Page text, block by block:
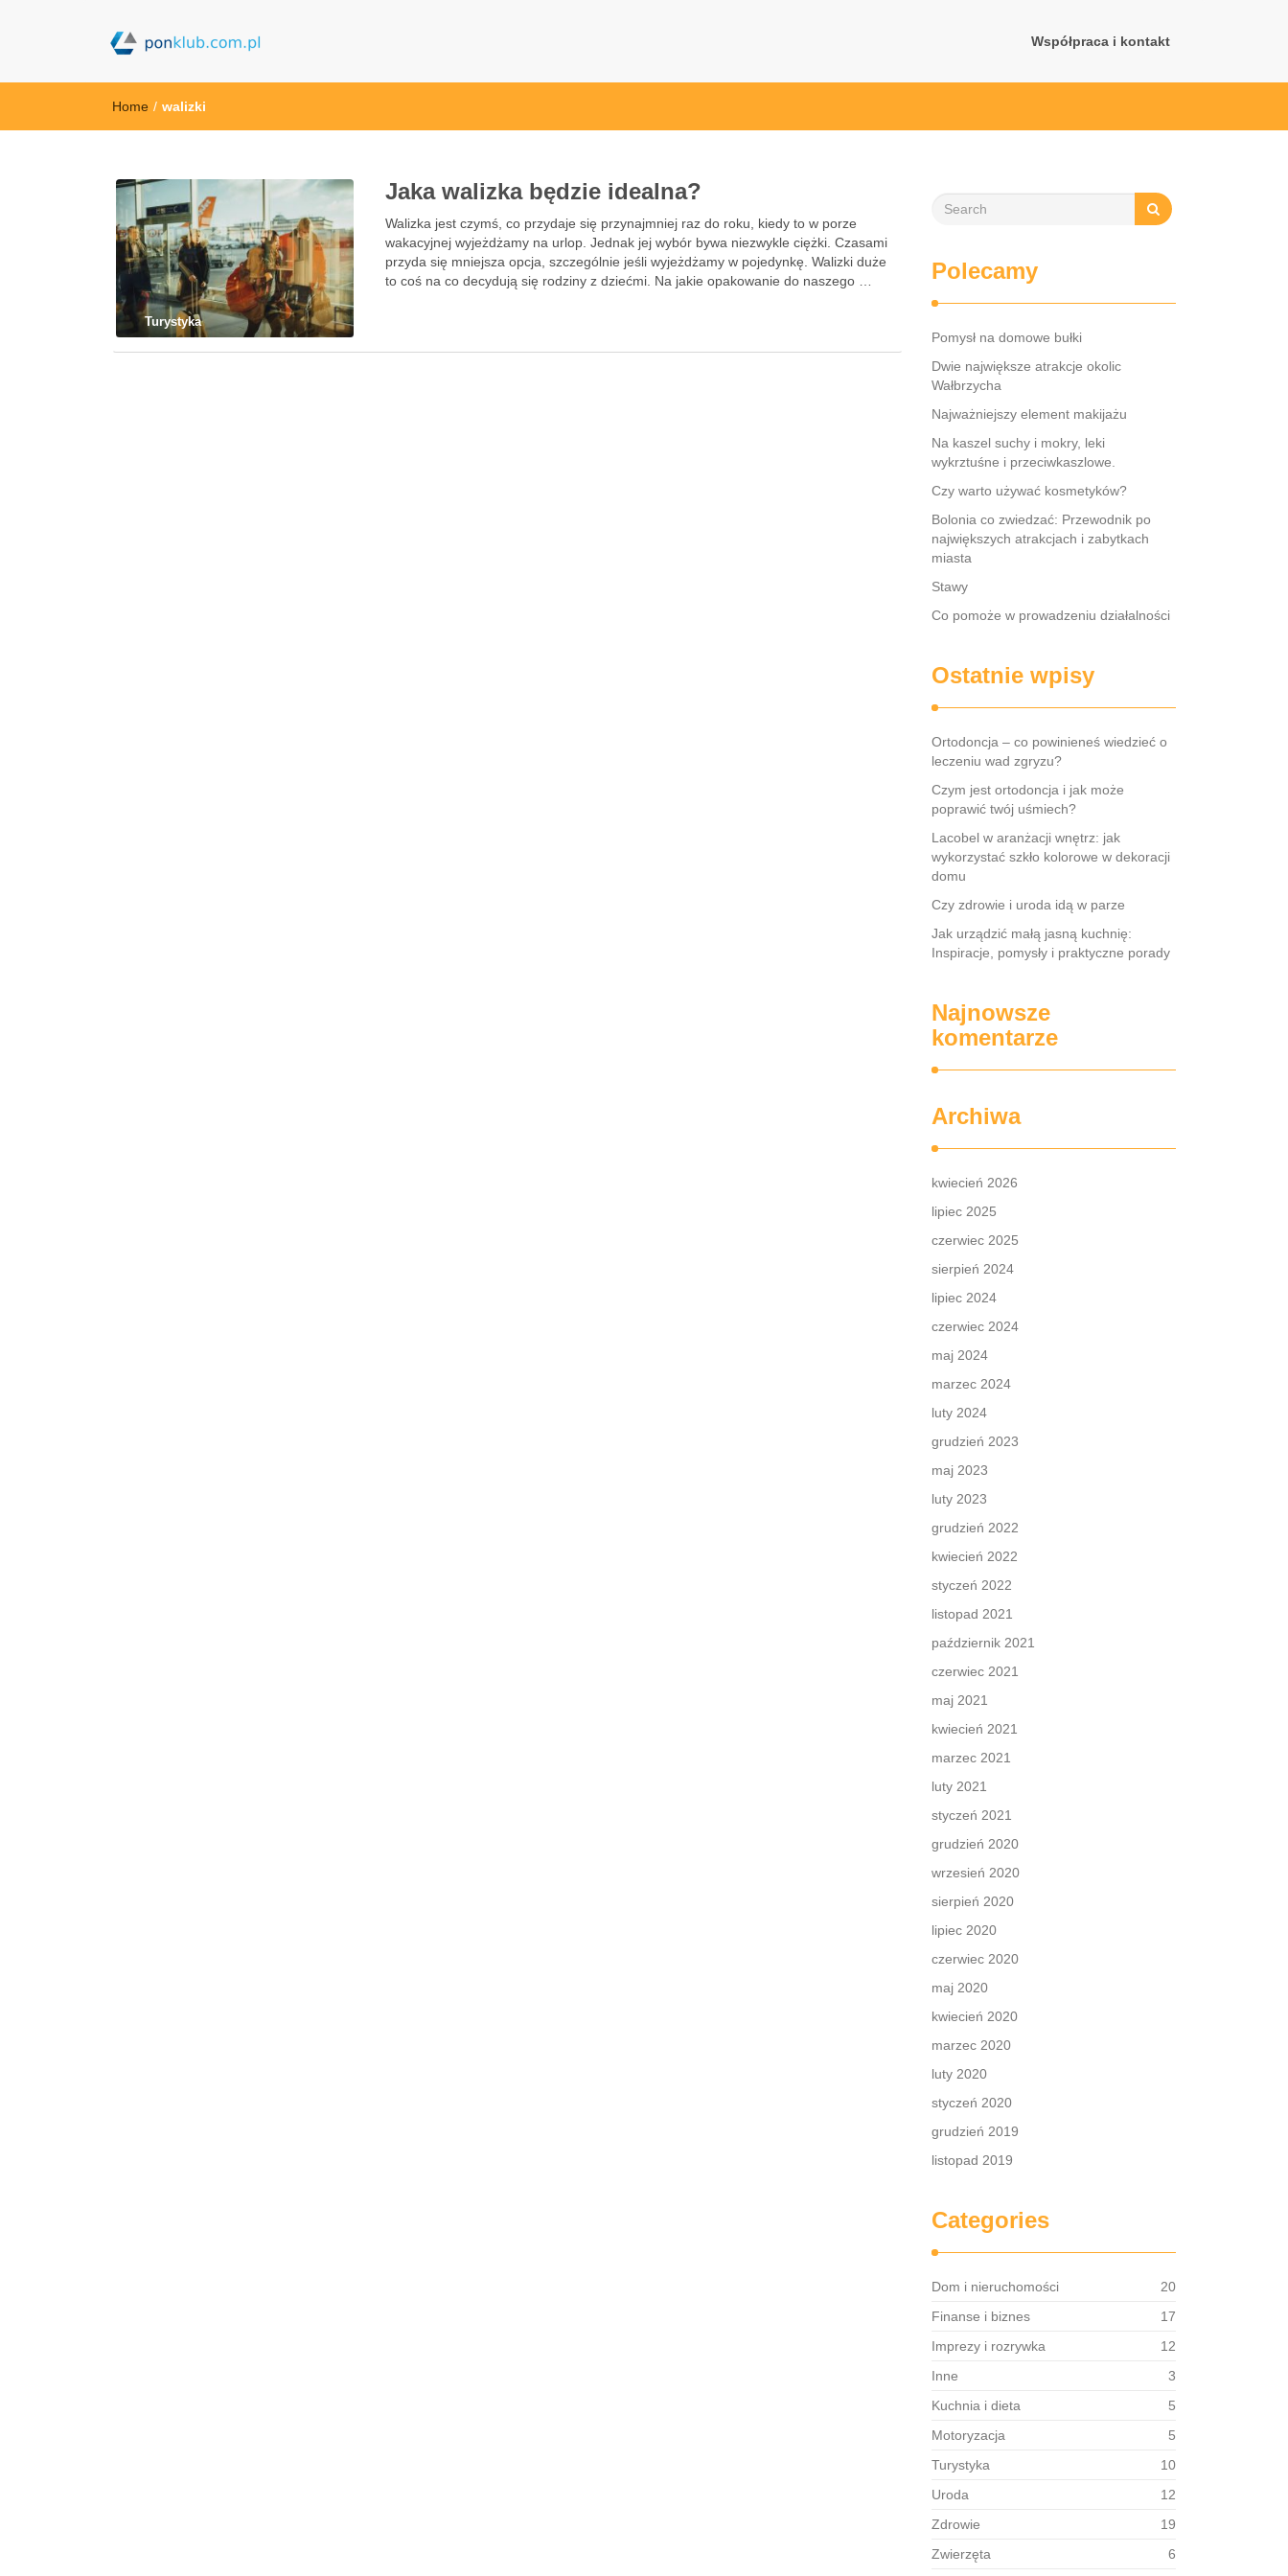
Współpraca i kontakt
Home / walizki
Turystyka
Jaka walizka będzie idealna?
Walizka jest czymś, co przydaje się przynajmniej raz do roku, kiedy to w porze
wakacyjnej wyjeżdżamy na urlop. Jednak jej wybór bywa niezwykle ciężki. Czasami
przyda się mniejsza opcja, szczególnie jeśli wyjeżdżamy w pojedynkę. Walizki duże
to coś na co decydują się rodziny z dziećmi. Na jakie opakowanie do naszego …
Polecamy
Pomysł na domowe bułki
Dwie największe atrakcje okolic
Wałbrzycha
Najważniejszy element makijażu
Na kaszel suchy i mokry, leki
wykrztuśne i przeciwkaszlowe.
Czy warto używać kosmetyków?
Bolonia co zwiedzać: Przewodnik po
największych atrakcjach i zabytkach
miasta
Stawy
Co pomoże w prowadzeniu działalności
Ostatnie wpisy
Ortodoncja – co powinieneś wiedzieć o
leczeniu wad zgryzu?
Czym jest ortodoncja i jak może
poprawić twój uśmiech?
Lacobel w aranżacji wnętrz: jak
wykorzystać szkło kolorowe w dekoracji
domu
Czy zdrowie i uroda idą w parze
Jak urządzić małą jasną kuchnię:
Inspiracje, pomysły i praktyczne porady
Najnowsze
komentarze
Archiwa
kwiecień 2026
lipiec 2025
czerwiec 2025
sierpień 2024
lipiec 2024
czerwiec 2024
maj 2024
marzec 2024
luty 2024
grudzień 2023
maj 2023
luty 2023
grudzień 2022
kwiecień 2022
styczeń 2022
listopad 2021
październik 2021
czerwiec 2021
maj 2021
kwiecień 2021
marzec 2021
luty 2021
styczeń 2021
grudzień 2020
wrzesień 2020
sierpień 2020
lipiec 2020
czerwiec 2020
maj 2020
kwiecień 2020
marzec 2020
luty 2020
styczeń 2020
grudzień 2019
listopad 2019
Categories
Dom i nieruchomości
20
Finanse i biznes
17
Imprezy i rozrywka
12
Inne
3
Kuchnia i dieta
5
Motoryzacja
5
Turystyka
10
Uroda
12
Zdrowie
19
Zwierzęta
6